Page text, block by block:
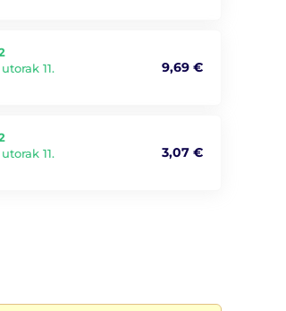
11.
9,69 €
11.
3,07 €